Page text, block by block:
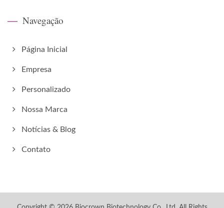
Navegação
Página Inicial
Empresa
Personalizado
Nossa Marca
Notícias & Blog
Contato